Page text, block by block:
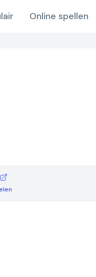
Online spellen